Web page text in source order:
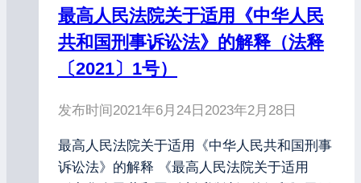
最高人民法院关于适用《中华人民
共和国刑事诉讼法》的解释（法释
〔2021〕1号）
发布时间2021年6月24日 2023年2月28日
最高人民法院关于适用《中华人民共和国刑事
诉讼法》的解释 《最高人民法院关于适用